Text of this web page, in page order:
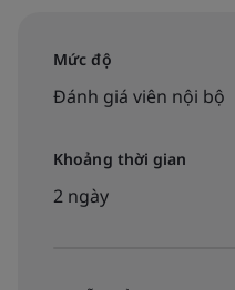
Mức độ
Đánh giá viên nội bộ
Khoảng thời gian
2 ngày